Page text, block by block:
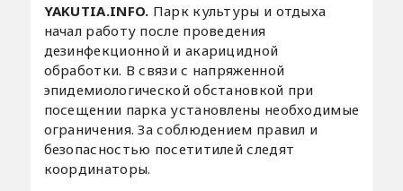
YAKUTIA.INFO. Парк культуры и отдыха
начал работу после проведения
дезинфекционной и акарицидной
обработки. В связи с напряженной
эпидемиологической обстановкой при
посещении парка установлены необходимые
ограничения. За соблюдением правил и
безопасностью посетитилей следят
координаторы.